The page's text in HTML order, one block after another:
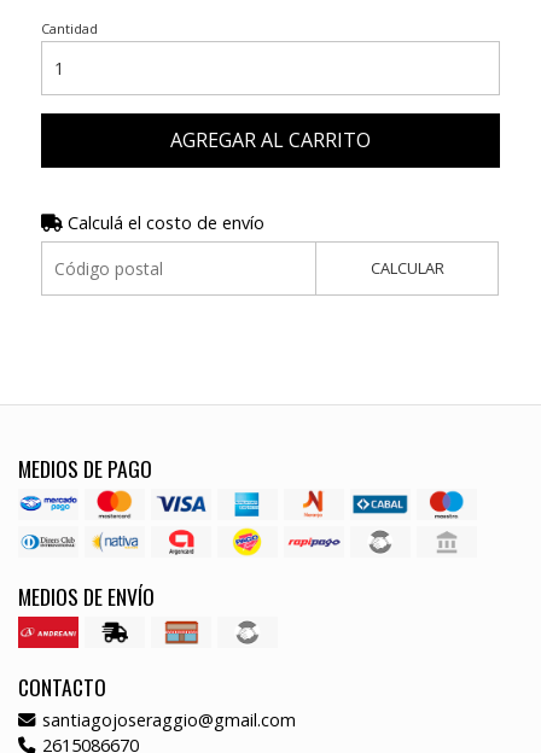
Cantidad
AGREGAR AL CARRITO
Calculá el costo de envío
CALCULAR
MEDIOS DE PAGO
MEDIOS DE ENVÍO
CONTACTO
santiagojoseraggio@gmail.com
2615086670